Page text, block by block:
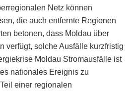
Netz können
die auch entfernte Regionen
betonen, dass Moldau über
verfügt, solche Ausfälle kurzfristig
Moldau Stromausfälle ist
nationales Ereignis zu
einer regionalen